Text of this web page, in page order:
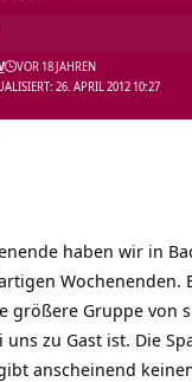
26. APRIL 2012 10:27
VOR 18 JAHREN
haben wir in
Wochenenden.
größere Gruppe von
zu Gast ist. Die
anscheinend